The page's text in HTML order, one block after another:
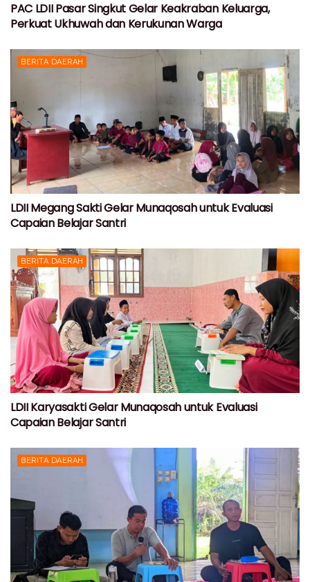
PAC LDII Pasar Singkut Gelar Keakraban Keluarga,
Perkuat Ukhuwah dan Kerukunan Warga
BERITA DAERAH
LDII Megang Sakti Gelar Munaqosah untuk Evaluasi
Capaian Belajar Santri
BERITA DAERAH
LDII Karyasakti Gelar Munaqosah untuk Evaluasi
Capaian Belajar Santri
BERITA DAERAH